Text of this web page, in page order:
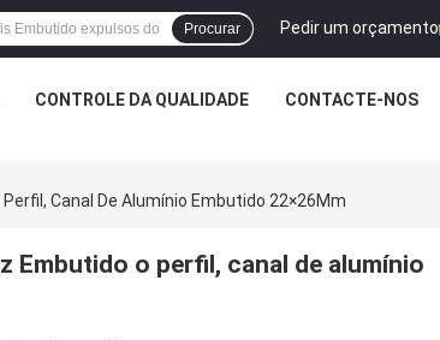
Pedir um orçamento
Procurar
CONTROLE DA QUALIDADE CONTACTE-NOS
Canal De Alumínio Embutido 22×26Mm
Embutido o perfil, canal de alumínio